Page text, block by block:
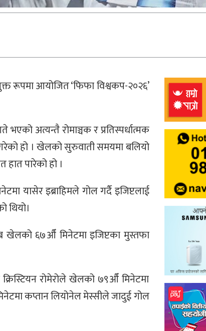
रूपमा आयोजित ‘फिफा विश्वकप-२०२६’
अत्यन्तै रोमाञ्चक र प्रतिस्पर्धात्मक
हो । खेलको सुरुवाती समयमा बलियो
पारेको हो ।
यासेर इब्राहिमले गोल गर्दै इजिप्टलाई
थियो।
खेलको ६७औँ मिनेटमा इजिप्टका मुस्तफा
रोमेरोले खेलको ७९औँ मिनेटमा
कप्तान लियोनेल मेस्सीले जादुई गोल